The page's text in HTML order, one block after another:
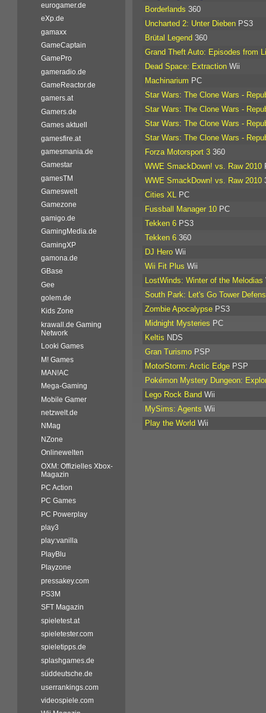
Borderlands 360
Uncharted 2: Unter DiebenPS3
Brütal Legend360
Grand Theft Auto: Episodes from
Dead Space: ExtractionWii
Machinarium PC
Star Wars: The Clone Wars -
Star Wars: The Clone Wars -
Star Wars: The Clone Wars -
Star Wars: The Clone Wars -
Forza Motorsport 3360
WWE SmackDown! vs. Raw 2010
WWE SmackDown! vs. Raw 2010
Cities XL PC
Fussball Manager 10PC
Tekken 6PS3
Tekken 6360
DJ HeroWii
Wii Fit Plus Wii
LostWinds: Winter of the Melodias
South Park: Let's Go Tower
Zombie ApocalypsePS3
Midnight Mysteries PC
Keltis NDS
Gran TurismoPSP
MotorStorm: Arctic EdgePSP
Pokémon Mystery Dungeon:
Lego Rock BandWii
MySims: Agents Wii
Play the WorldWii
eurogamer.de
eXp.de
gamaxx
GameCaptain
GamePro
gameradio.de
GameReactor.de
gamers.at
Gamers.de
Games aktuell
gamesfire.at
gamesmania.de
Gamestar
gamesTM
Gameswelt
Gamezone
gamigo.de
GamingMedia.de
GamingXP
gamona.de
GBase
Gee
golem.de
Kids Zone
krawall.de Gaming
Network
Looki Games
M! Games
MAN!AC
Mega-Gaming
Mobile Gamer
netzwelt.de
NMag
NZone
Onlinewelten
OXM: Offizielles Xbox-
Magazin
PC Action
PC Games
PC Powerplay
play3
play:vanilla
PlayBlu
Playzone
pressakey.com
PS3M
SFT Magazin
spieletest.at
spieletester.com
spieletipps.de
splashgames.de
süddeutsche.de
userrankings.com
videospiele.com